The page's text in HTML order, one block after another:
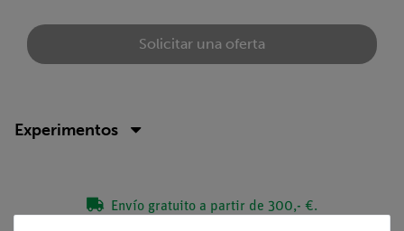
Solicitar una oferta
Experimentos
Envío gratuito a partir de 300,- €.